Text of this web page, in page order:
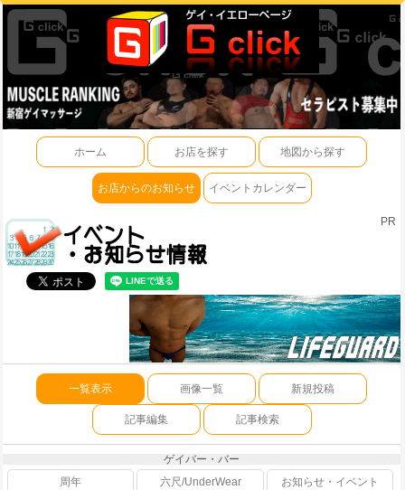
ホーム お店を探す 地図から探す
お店からのお知らせ イベントカレンダー
PR
一覧表示 画像一覧 新規投稿
記事編集 記事検索
ゲイバー・バー
周年
六尺/UnderWear
お知らせ・イベント